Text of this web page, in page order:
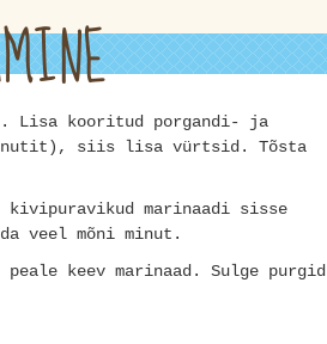
Lisa kooritud porgandi- ja
minutit), siis lisa vürtsid. Tõsta
kivipuravikud marinaadi sisse
veel mõni minut.
keev marinaad. Sulge purgid